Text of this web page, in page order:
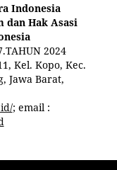
Indonesia
dan Hak Asasi
2024
Kel. Kopo, Kec.
Jawa Barat,
; email :